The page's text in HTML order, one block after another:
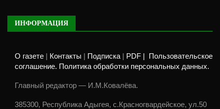
ИНФОРМАЦИЯ
О газете Контакты Подписка PDF |
Пользовательское
соглашение. Политика обработки персональных данных.
Главный редактор — И.М.Ковалёва.
385300, Республика Адыгея, с.Красногвардейское, ул.50